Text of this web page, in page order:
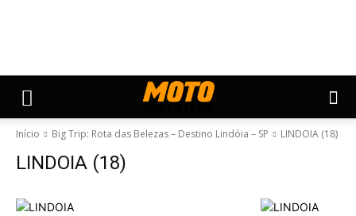
Início Big Trip: Rota das Belezas – Destino Lindóia – SP LINDOIA (18)
LINDOIA (18)